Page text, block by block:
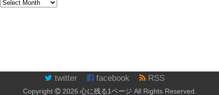
twitter facebook RSS
Copyright 2026 心に残る1ページ All Rights Reserved.